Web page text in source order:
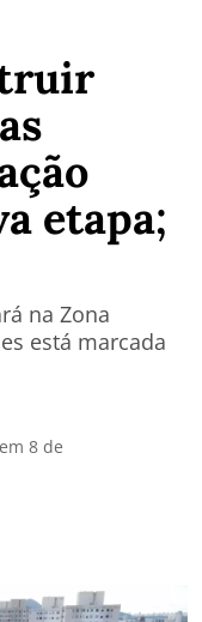
etapa;
na Zona
está marcada
8 de